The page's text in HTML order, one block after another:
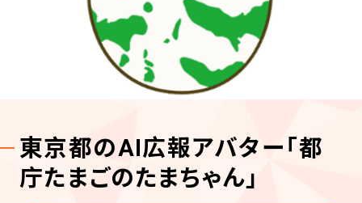
東京都のAI広報アバター「都
庁たまごのたまちゃん」